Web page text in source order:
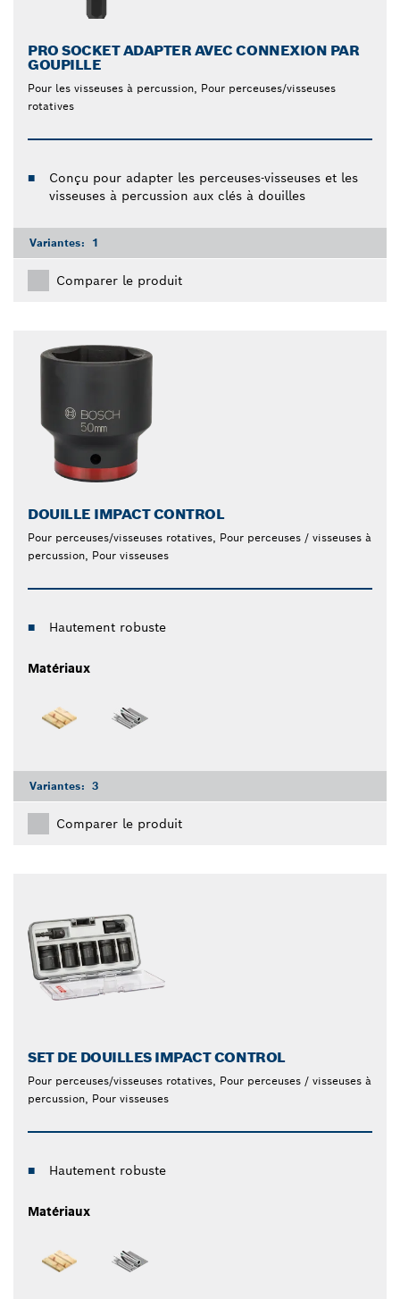
PRO SOCKET ADAPTER AVEC CONNEXION PAR
GOUPILLE
Pour les visseuses à percussion, Pour perceuses/visseuses
rotatives
Conçu pour adapter les perceuses-visseuses et les
visseuses à percussion aux clés à douilles
Variantes: 1
Comparer le produit
DOUILLE IMPACT CONTROL
Pour perceuses/visseuses rotatives, Pour perceuses / visseuses à
percussion, Pour visseuses
Hautement robuste
Matériaux
Variantes: 3
Comparer le produit
SET DE DOUILLES IMPACT CONTROL
Pour perceuses/visseuses rotatives, Pour perceuses / visseuses à
percussion, Pour visseuses
Hautement robuste
Matériaux